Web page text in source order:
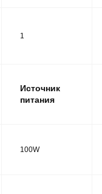
1
Источник
питания
100W